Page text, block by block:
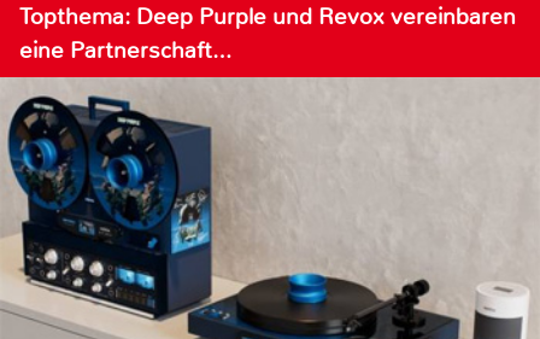
Topthema: Deep Purple und Revox vereinbaren
eine Partnerschaft…